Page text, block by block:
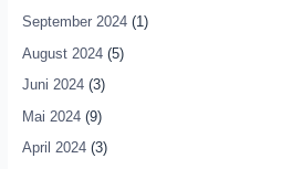
September 2024(1)
August 2024(5)
Juni 2024(3)
Mai 2024(9)
April 2024(3)